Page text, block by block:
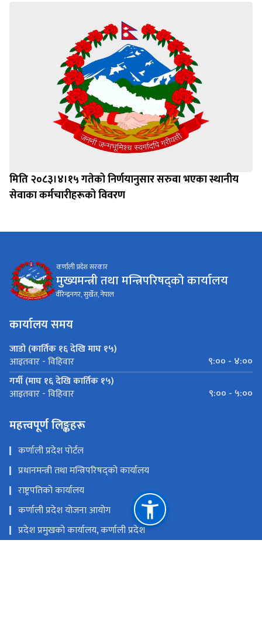
मिति २०८३।४।१५ गतेको निर्णयानुसार सरुवा भएका स्थानीय
सेवाका कर्मचारीहरूको विवरण
कर्णाली प्रदेश सरकार
मुख्यमन्त्री तथा मन्त्रिपरिषद्को कार्यालय
वीरेन्द्रनगर, सुर्खेत, नेपाल
कार्यालय समय
जाडो (कार्तिक १६ देखि माघ १५)
आइतवार - विहिवार
९:०० - ४:००
गर्मी (माघ १६ देखि कार्तिक १५)
आइतवार - विहिवार ९:०० - ५:००
महत्त्वपूर्ण लिङ्कहरू
कर्णाली प्रदेश पोर्टल
प्रधानमन्त्री तथा मन्त्रिपरिषद्को कार्यालय
राष्ट्रपतिको कार्यालय
कर्णाली प्रदेश योजना आयोग
प्रदेश प्रमुखको कार्यालय, कर्णाली प्रदेश